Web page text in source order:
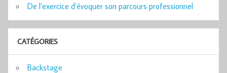
De l’exercice d’évoquer son parcours professionnel
CATÉGORIES
Backstage